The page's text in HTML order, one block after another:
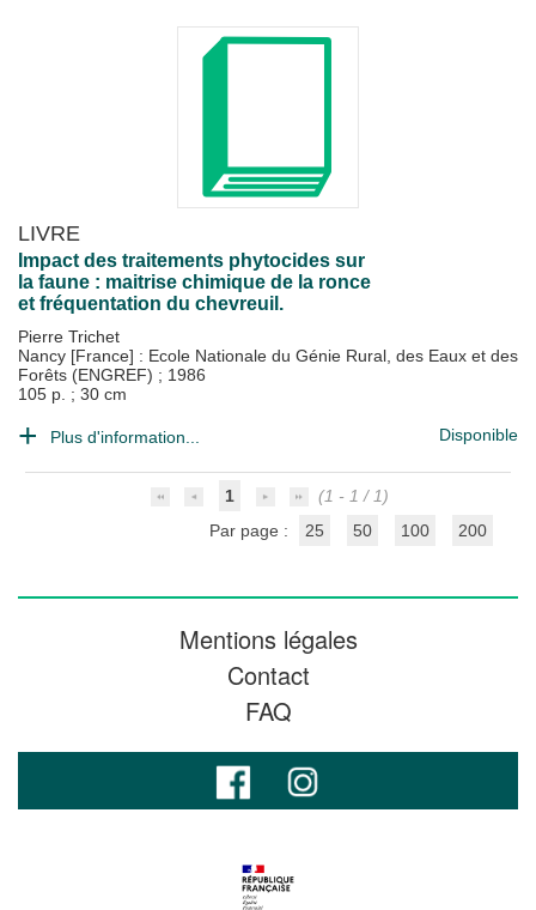
LIVRE
Impact des traitements phytocides sur
la faune : maitrise chimique de la ronce
et fréquentation du chevreuil.
Pierre Trichet
Nancy [France] : Ecole Nationale du Génie Rural, des Eaux et des
Forêts (ENGREF) ; 1986
105 p. ; 30 cm
Plus d'information... Disponible
1
(1 - 1 / 1)
Par page :
25 50 100 200
Mentions légales
Contact
FAQ